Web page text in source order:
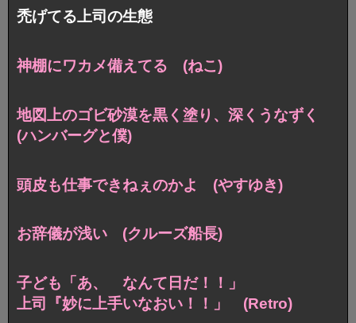
禿げてる上司の生態
神棚にワカメ備えてる (ねこ)
地図上のゴビ砂漠を黒く塗り、深くうなずく
(ハンバーグと僕)
頭皮も仕事できねぇのかよ (やすゆき)
お辞儀が浅い (クルーズ船長)
子ども「あ、 なんて日だ！！」
上司『妙に上手いなおい！！」 (Retro)